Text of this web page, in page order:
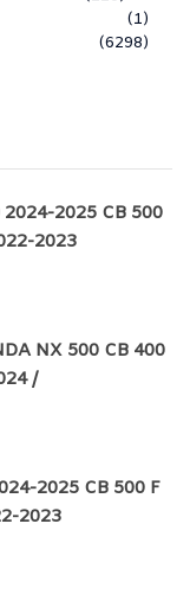
(1)
(6298)
2025 CB 500
2023
NX 500 CB 400
/
2025 CB 500 F
2023